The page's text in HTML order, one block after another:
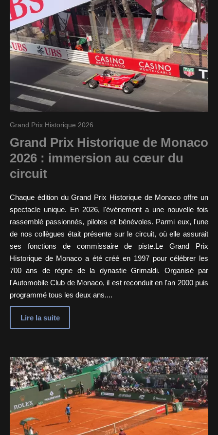
Grand Prix Historique 2026
Grand Prix Historique de Monaco
2026 : immersion au cœur du
circuit
Chaque édition du Grand Prix Historique de Monaco offre un
spectacle unique. En 2026, l'événement a une nouvelle fois
rassemblé passionnés, pilotes et bénévoles. Parmi eux, l'une
de nos collègues était présente sur le circuit, où elle assurait
ses fonctions de commissaire de piste.Le Grand Prix
Historique de Monaco a été créé en 1997 pour célébrer les
700 ans de règne de la dynastie Grimaldi. Organisé par
l'Automobile Club de Monaco, il est reconduit en l'an 2000 puis
programmé tous les deux ans....
Lire la suite